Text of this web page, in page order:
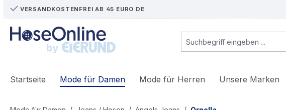
Hauptinhalt springen
Zur Suche springen
Zur Hauptnavigation springen
VERSANDKOSTENFREI AB 45 EURO DE
Startseite Mode für Damen Mode für Herren Unsere Marken